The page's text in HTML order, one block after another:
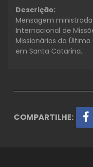
Descrição:
Mensagem
Internacional de
Missionários da
em Santa Catarina.
COMPARTILHE: